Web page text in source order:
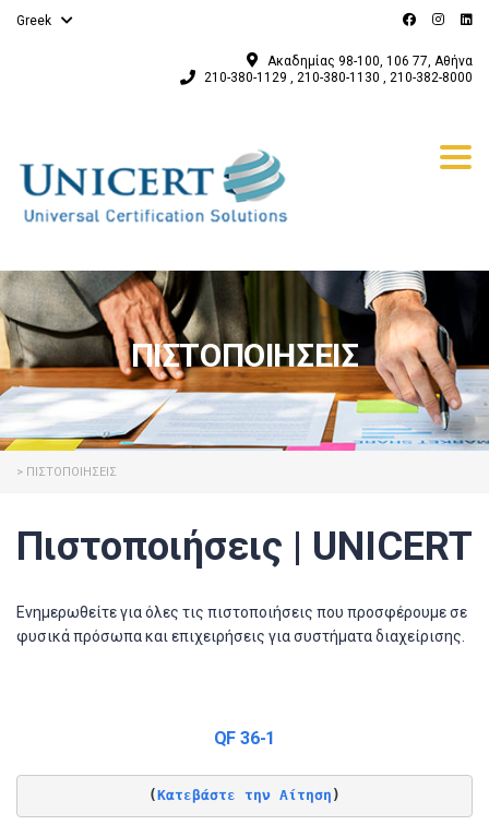
Greek
Ακαδημίας 98-100, 106 77, Αθήνα
210-380-1129 , 210-380-1130 , 210-382-8000
ΠΙΣΤΟΠΟΙΗΣΕΙΣ
> ΠΙΣΤΟΠΟΙΗΣΕΙΣ
Πιστοποιήσεις | UNICERT
Ενημερωθείτε για όλες τις πιστοποιήσεις που προσφέρουμε σε
φυσικά πρόσωπα και επιχειρήσεις για συστήματα διαχείρισης.
QF 36-1
(Κατεβάστε την Αίτηση )